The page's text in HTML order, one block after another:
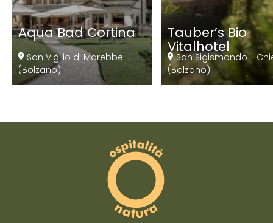
Aqua Bad Cortina
San Vigilio di Marebbe
(Bolzano)
Tauber’s Bio
Vitalhotel
San Sigismondo -
(Bolzano)